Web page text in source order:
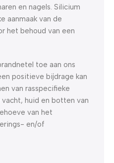
en nagels. Silicium
aanmaak van de
het behoud van een
toe aan ons
positieve bijdrage kan
van rasspecifieke
huid en botten van
van het
en/of